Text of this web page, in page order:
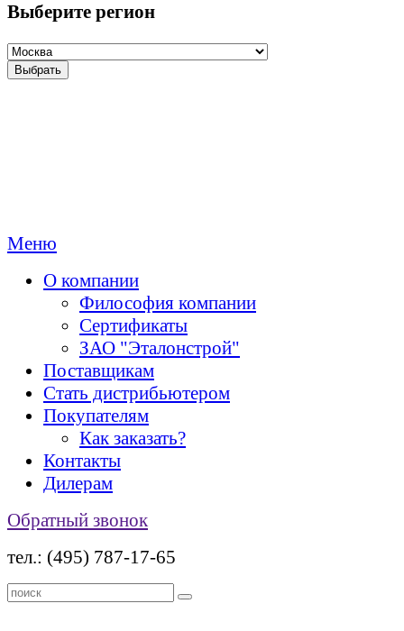
Выберите регион
Выбрать
Меню
О компании
Философия компании
Сертификаты
ЗАО "Эталонстрой"
Поставщикам
Стать дистрибьютером
Покупателям
Как заказать?
Контакты
Дилерам
Обратный звонок
тел.: (495) 787-17-65